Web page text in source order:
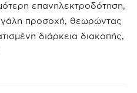
επανηλεκτροδότηση,
προσοχή, θεωρώντας
διάρκεια διακοπής,